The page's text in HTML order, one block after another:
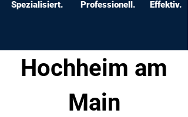
Spezialisiert. Professionell. Effektiv.
Hochheim am
Main